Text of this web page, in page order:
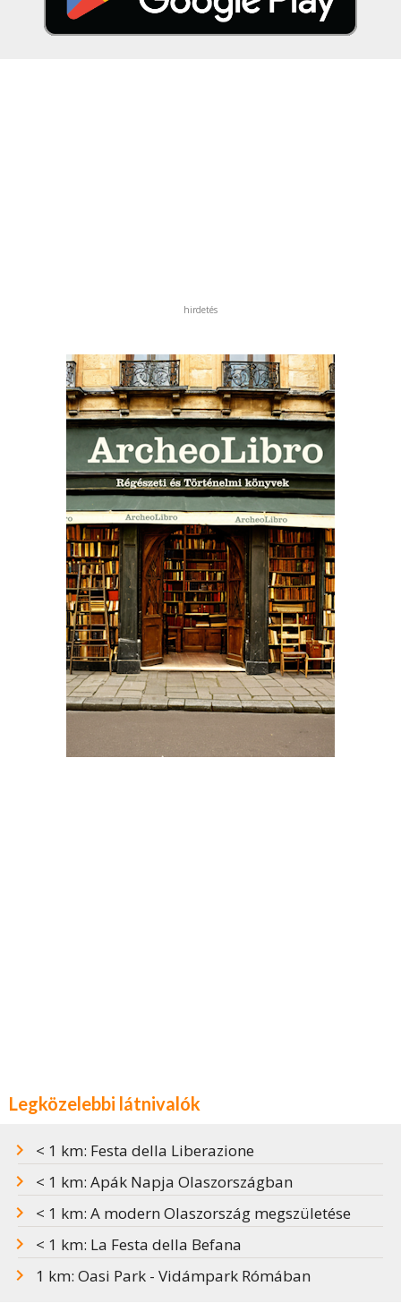
hirdetés
Legközelebbi látnivalók
< 1 km: Festa della Liberazione
< 1 km: Apák Napja Olaszországban
< 1 km: A modern Olaszország megszületése
< 1 km: La Festa della Befana
1 km: Oasi Park - Vidámpark Rómában